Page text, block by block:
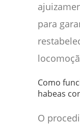
para
Como
habeas
O